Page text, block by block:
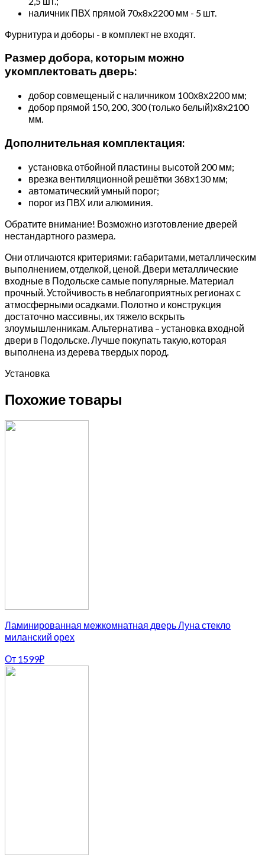
наличник ПВХ прямой 70x8x2200 мм - 5 шт.
Фурнитура и доборы - в комплект не входят.
Размер добора, которым можно
укомплектовать дверь:
добор совмещеный с наличником 100х8х2200 мм;
добор прямой 150, 200, 300 (только белый)х8х2100
мм.
Дополнительная комплектация:
установка отбойной пластины высотой 200 мм;
врезка вентиляционной решётки 368х130 мм;
автоматический умный порог;
порог из ПВХ или алюминия.
Обратите внимание! Возможно изготовление дверей
нестандартного размера.
Они отличаются критериями: габаритами, металлическим
выполнением, отделкой, ценой. Двери металлические
входные в Подольске самые популярные. Материал
прочный. Устойчивость в неблагоприятных регионах с
атмосферными осадками. Полотно и конструкция
достаточно массивны, их тяжело вскрыть
злоумышленникам. Альтернатива – установка входной
двери в Подольске. Лучше покупать такую, которая
выполнена из дерева твердых пород.
Установка
Похожие товары
Ламинированная межкомнатная дверь Луна стекло
миланский орех
От 1599₽